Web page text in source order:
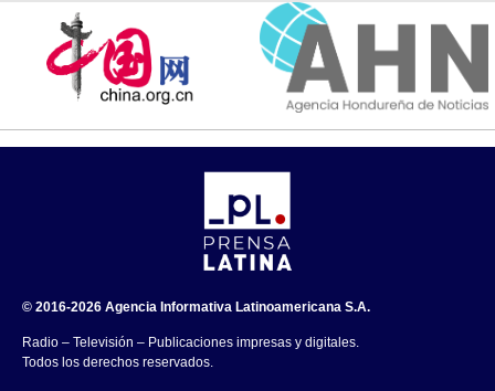
© 2016-2026 Agencia Informativa Latinoamericana S.A.
Radio – Televisión – Publicaciones impresas y digitales.
Todos los derechos reservados.